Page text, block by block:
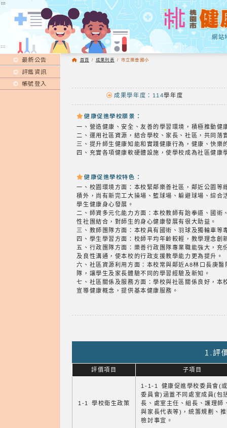
:::
網站
:::
最新公告
評鑑資訊
帳號登入
首頁 / 成果列表 / 市立樂善國小
成果學年度：114學年度
健康促進學校願景：
一、營造健康、安全、友善的學習環境，積極推動健
二、運用社區資源，結合學校、家長、社區，共同落
三、提升師生健康知能和實踐健康行為，健康、快樂
四、充實各項健康軟硬體設施，使學校成為社區健康
健康促進學校特色：
一、校園環境方面：本校緊鄰樂善社區，鄰近公園
積外，尚有新完工大操場、籃球場、躲避球場、綜
學生健康身心發展。
二、師資多元化能力方面：本校教師有跆拳道、國
性社團結合，對師生的身心健康發展有很大助益。
三、教師團隊方面：本校具有國術、羽球及獨輪車
四、學生學習方面：校師平均年齡較輕，教學理念
五、行政團隊方面：樂善行政團隊專業職能強大，
及良性溝通，使本校的行政支援教學能力更為提升。
六、社區資源利用方面：本校常與鄰近A8林口長庚
隊，讓學生及家長體驗不同的學習經驗及新知。
七、社區關係及服務方面：學校與社區關係良好，
宣導健康概念，提供基本健康服務。
1.評
評價項目 子項目
1-1 學校衛生政策
1-1-1 健康促進學校委員會(
委員會)涵蓋不同處室成員(包
長、處室主任、組長、護理師
與家長代表等)，統籌規劃、
檢討事宜。
:::